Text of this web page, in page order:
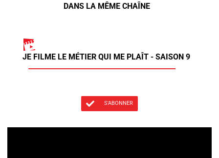
DANS LA MÊME CHAÎNE
JE FILME LE MÉTIER QUI ME PLAÎT - SAISON 9
S'ABONNER